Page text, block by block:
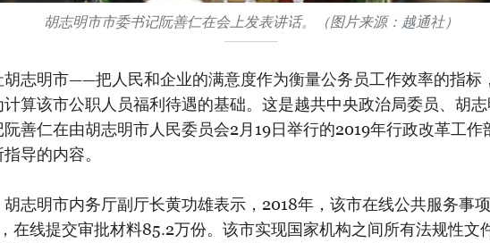
胡志明市市委书记阮善仁在会上发表讲话。（图片来源：越通社）
胡志明市——把人民和企业的满意度作为衡量公务员工作效率的指标
计算该市公职人员福利待遇的基础。这是越共中央政治局委员、胡
阮善仁在由胡志明市人民委员会2月19日举行的2019年行政改革工作
导的内容。
胡志明市内务厅副厅长黄功雄表示，2018年，该市在线公共服务事
在线提交审批材料85.2万份。该市实现国家机构之间所有法规性文